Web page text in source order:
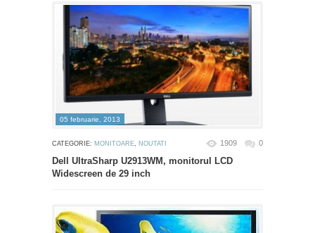
05 februarie, 2013
CATEGORIE: MONITOARE, NOUTATI 1909 0
Dell UltraSharp U2913WM, monitorul LCD
Widescreen de 29 inch